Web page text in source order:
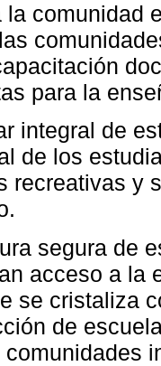
la comunidad
para la
integral de
de los
recreativas y
segura de
acceso a la
se cristaliza
de
comunidades